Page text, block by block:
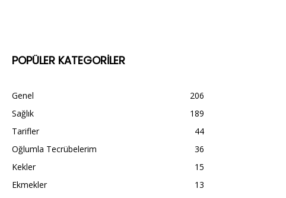
POPÜLER KATEGORİLER
Genel
206
Sağlık
189
Tarifler
44
Oğlumla Tecrübelerim
36
Kekler
15
Ekmekler
13